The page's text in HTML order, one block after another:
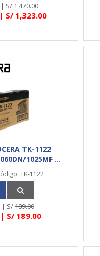
S/1,470.00
| S/ 1,323.00
TK-1122
1025MF ...
TK-1122
| S/189.00
| S/ 189.00